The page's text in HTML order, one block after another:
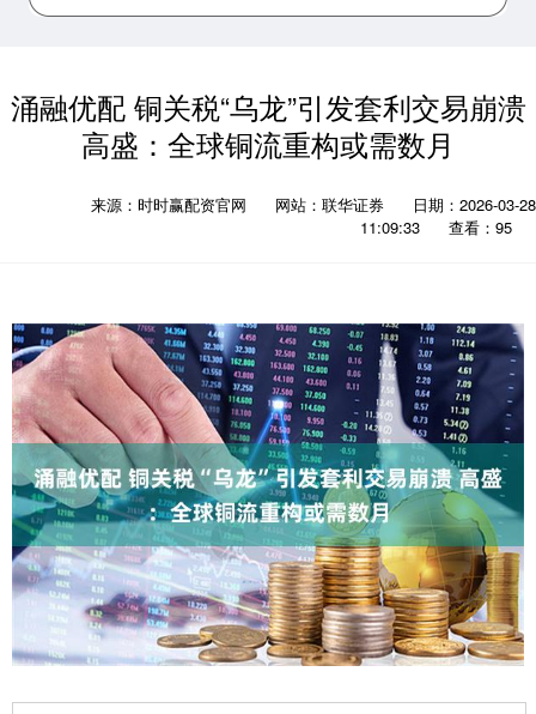
涌融优配 铜关税“乌龙”引发套利交易崩溃
高盛：全球铜流重构或需数月
来源：时时赢配资官网 网站：联华证券
日期：2026-03-28
11:09:33
查看：95